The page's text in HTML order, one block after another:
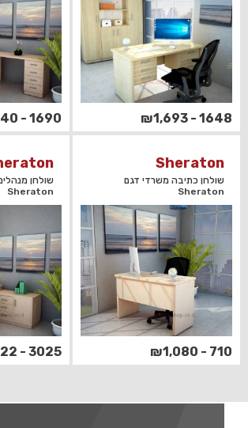
1648 - ₪1,693
1690 - ₪2,140
Sheraton
שולחן כתיבה משרדי דגם
Sheraton
710 - ₪1,080
שולחן
Sheraton
3025 - ₪3,022